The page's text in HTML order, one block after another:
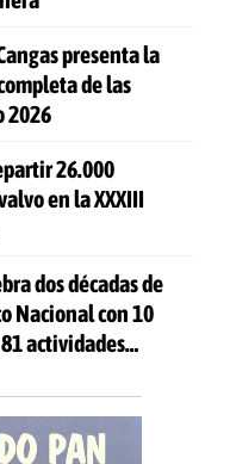
presenta la
de las
2026
26.000
en la XXXIII
dos décadas de
Nacional con 10
actividades